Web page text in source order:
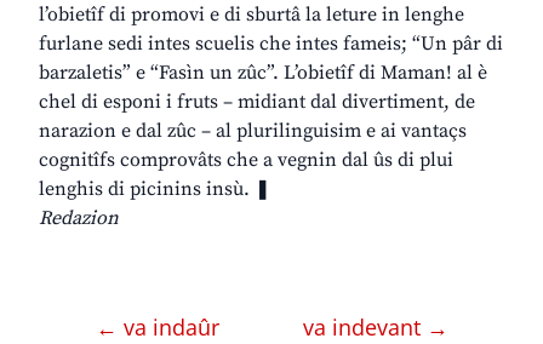
l’obietîf di promovi e di sburtâ la leture in lenghe
furlane sedi intes scuelis che intes fameis; “Un pâr di
barzaletis” e “Fasìn un zûc”. L’obietîf di Maman! al è
chel di esponi i fruts – midiant dal divertiment, de
narazion e dal zûc – al plurilinguisim e ai vantaçs
cognitîfs comprovâts che a vegnin dal ûs di plui
lenghis di picinins insù. ❚
Redazion
← va indaûr va indevant →